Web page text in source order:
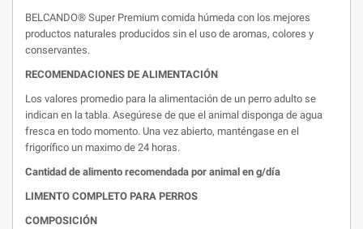
BELCANDO®️ Super Premium comida húmeda con los mejores
productos naturales producidos sin el uso de aromas, colores y
conservantes.
RECOMENDACIONES DE ALIMENTACIÓN
Los valores promedio para la alimentación de un perro adulto se
indican en la tabla. Asegúrese de que el animal disponga de agua
fresca en todo momento. Una vez abierto, manténgase en el
frigorífico un maximo de 24 horas.
Cantidad de alimento recomendada por animal en g/día
LIMENTO COMPLETO PARA PERROS
COMPOSICIÓN